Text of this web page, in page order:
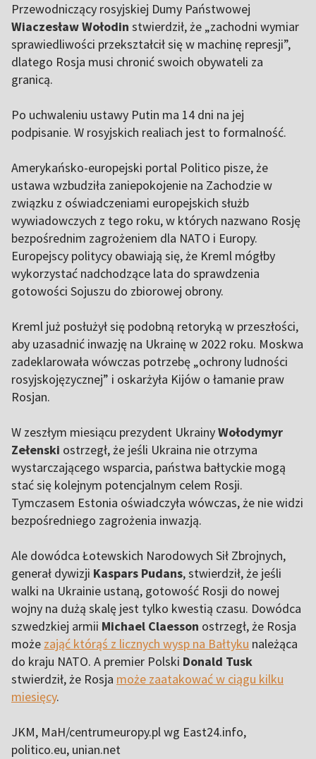
Przewodniczący rosyjskiej Dumy Państwowej
Wiaczesław Wołodin stwierdził, że „zachodni wymiar
sprawiedliwości przekształcił się w machinę represji”,
dlatego Rosja musi chronić swoich obywateli za
granicą.
Po uchwaleniu ustawy Putin ma 14 dni na jej
podpisanie. W rosyjskich realiach jest to formalność.
Amerykańsko-europejski portal Politico pisze, że
ustawa wzbudziła zaniepokojenie na Zachodzie w
związku z oświadczeniami europejskich służb
wywiadowczych z tego roku, w których nazwano Rosję
bezpośrednim zagrożeniem dla NATO i Europy.
Europejscy politycy obawiają się, że Kreml mógłby
wykorzystać nadchodzące lata do sprawdzenia
gotowości Sojuszu do zbiorowej obrony.
Kreml już posłużył się podobną retoryką w przeszłości,
aby uzasadnić inwazję na Ukrainę w 2022 roku. Moskwa
zadeklarowała wówczas potrzebę „ochrony ludności
rosyjskojęzycznej” i oskarżyła Kijów o łamanie praw
Rosjan.
W zeszłym miesiącu prezydent UkrainyWołodymyr
Zełenski ostrzegł, że jeśli Ukraina nie otrzyma
wystarczającego wsparcia, państwa bałtyckie mogą
stać się kolejnym potencjalnym celem Rosji.
Tymczasem Estonia oświadczyła wówczas, że ​​nie widzi
bezpośredniego zagrożenia inwazją.
Ale dowódca Łotewskich Narodowych Sił Zbrojnych,
generał dywizji Kaspars Pudans, stwierdził, że jeśli
walki na Ukrainie ustaną, gotowość Rosji do nowej
wojny na dużą skalę jest tylko kwestią czasu. Dowódca
szwedzkiej armii Michael Claesson ostrzegł, że Rosja
może zająć którąś z licznych wysp na Bałtyku należąca
do kraju NATO. A premier Polski Donald Tusk
stwierdził, że Rosja może zaatakować w ciągu kilku
miesięcy.
JKM, MaH/centrumeuropy.pl wg East24.info,
politico.eu, unian.net